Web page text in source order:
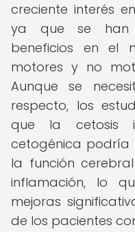
creciente interés
ya que se han
beneficios en el
motores y no
Aunque se
respecto, los
que la cetosis
cetogénica podría
la función
inflamación, lo
mejoras
de los pacientes